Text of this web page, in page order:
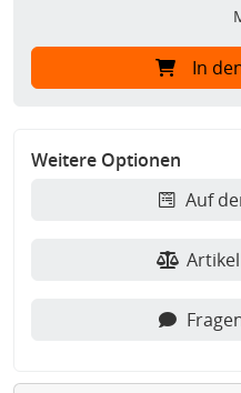
In
Weitere Optionen
Auf